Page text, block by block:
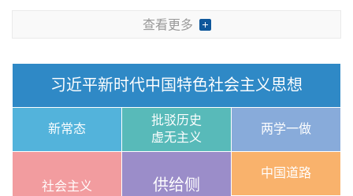
查看更多
习近平新时代中国特色社会主义思想
新常态
批驳历史
虚无主义
两学一做
社会主义
供给侧
中国道路